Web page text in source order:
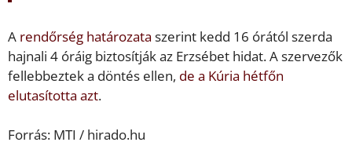
A rendőrség határozata szerint kedd 16 órától szerda
hajnali 4 óráig biztosítják az Erzsébet hidat. A szervezők
fellebbeztek a döntés ellen, de a Kúria hétfőn
elutasította azt.
Forrás: MTI / hirado.hu